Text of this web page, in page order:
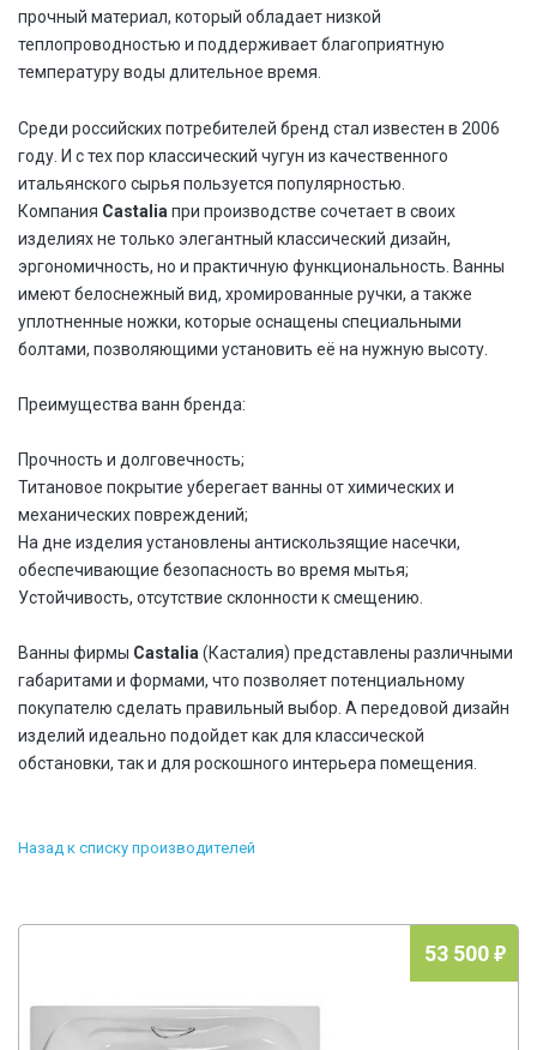
прочный материал, который обладает низкой
теплопроводностью и поддерживает благоприятную
температуру воды длительное время.
Среди российских потребителей бренд стал известен в 2006
году. И с тех пор классический чугун из качественного
итальянского сырья пользуется популярностью.
Компания Castalia при производстве сочетает в своих
изделиях не только элегантный классический дизайн,
эргономичность, но и практичную функциональность. Ванны
имеют белоснежный вид, хромированные ручки, а также
уплотненные ножки, которые оснащены специальными
болтами, позволяющими установить её на нужную высоту.
Преимущества ванн бренда:
Прочность и долговечность;
Титановое покрытие уберегает ванны от химических и
механических повреждений;
На дне изделия установлены антискользящие насечки,
обеспечивающие безопасность во время мытья;
Устойчивость, отсутствие склонности к смещению.
Ванны фирмы Castalia (Касталия) представлены различными
габаритами и формами, что позволяет потенциальному
покупателю сделать правильный выбор. А передовой дизайн
изделий идеально подойдет как для классической
обстановки, так и для роскошного интерьера помещения.
Назад к списку производителей
53 500